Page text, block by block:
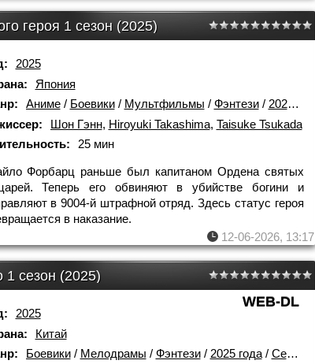
героя 1 сезон (2025)
2025
Япония
Аниме/ Боевики/ Мультфильмы / Фэнтези/ 2025 года
Шон Гэнн, Hiroyuki Takashima, Taisuke Tsukada
25 мин
Форбарц раньше был капитаном Ордена святых
Теперь его обвиняют в убийстве богини и
в 9004-й штрафной отряд. Здесь статус героя
в наказание.
12-06-2026, 13:17
1 сезон (2025)
WEB-DL
2025
Китай
Боевики/ Мелодрамы / Фэнтези/ 2025 года/ Сериалы